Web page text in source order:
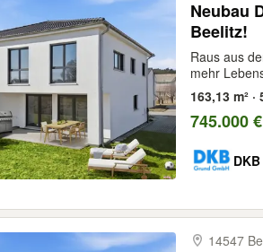
Neubau
Beelitz!
Raus aus
mehr
163,13 m² ·
745.000 €
14547